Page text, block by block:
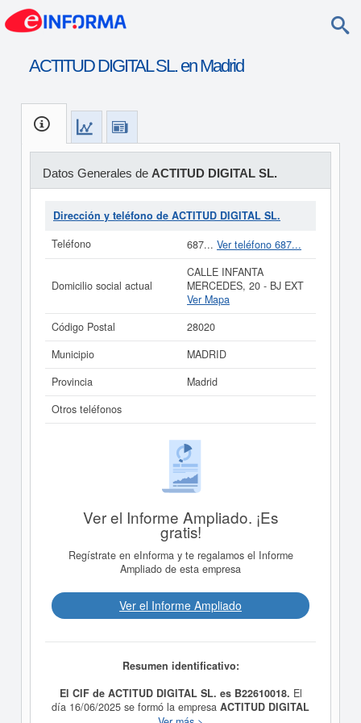
ACTITUD DIGITAL SL. en Madrid
Datos Generales de ACTITUD DIGITAL SL.
Dirección y teléfono de ACTITUD DIGITAL SL.
Teléfono
687... Ver teléfono 687...
Domicilio social actual
CALLE INFANTA
MERCEDES, 20 - BJ EXT
Ver Mapa
Código Postal
28020
Municipio
MADRID
Provincia
Madrid
Otros teléfonos
Ver el Informe Ampliado. ¡Es
gratis!
Regístrate en eInforma y te regalamos el Informe
Ampliado de esta empresa
Ver el Informe Ampliado
Resumen identificativo:
El CIF de ACTITUD DIGITAL SL. es B22610018. El
día 16/06/2025 se formó la empresa ACTITUD DIGITAL